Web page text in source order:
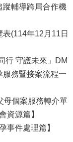
蹤輔導跨局合作機
(114年12月11日
行 守護未來」DM
服務暨接案流程一
母個案服務轉介單
資源篇】
事件處理篇】